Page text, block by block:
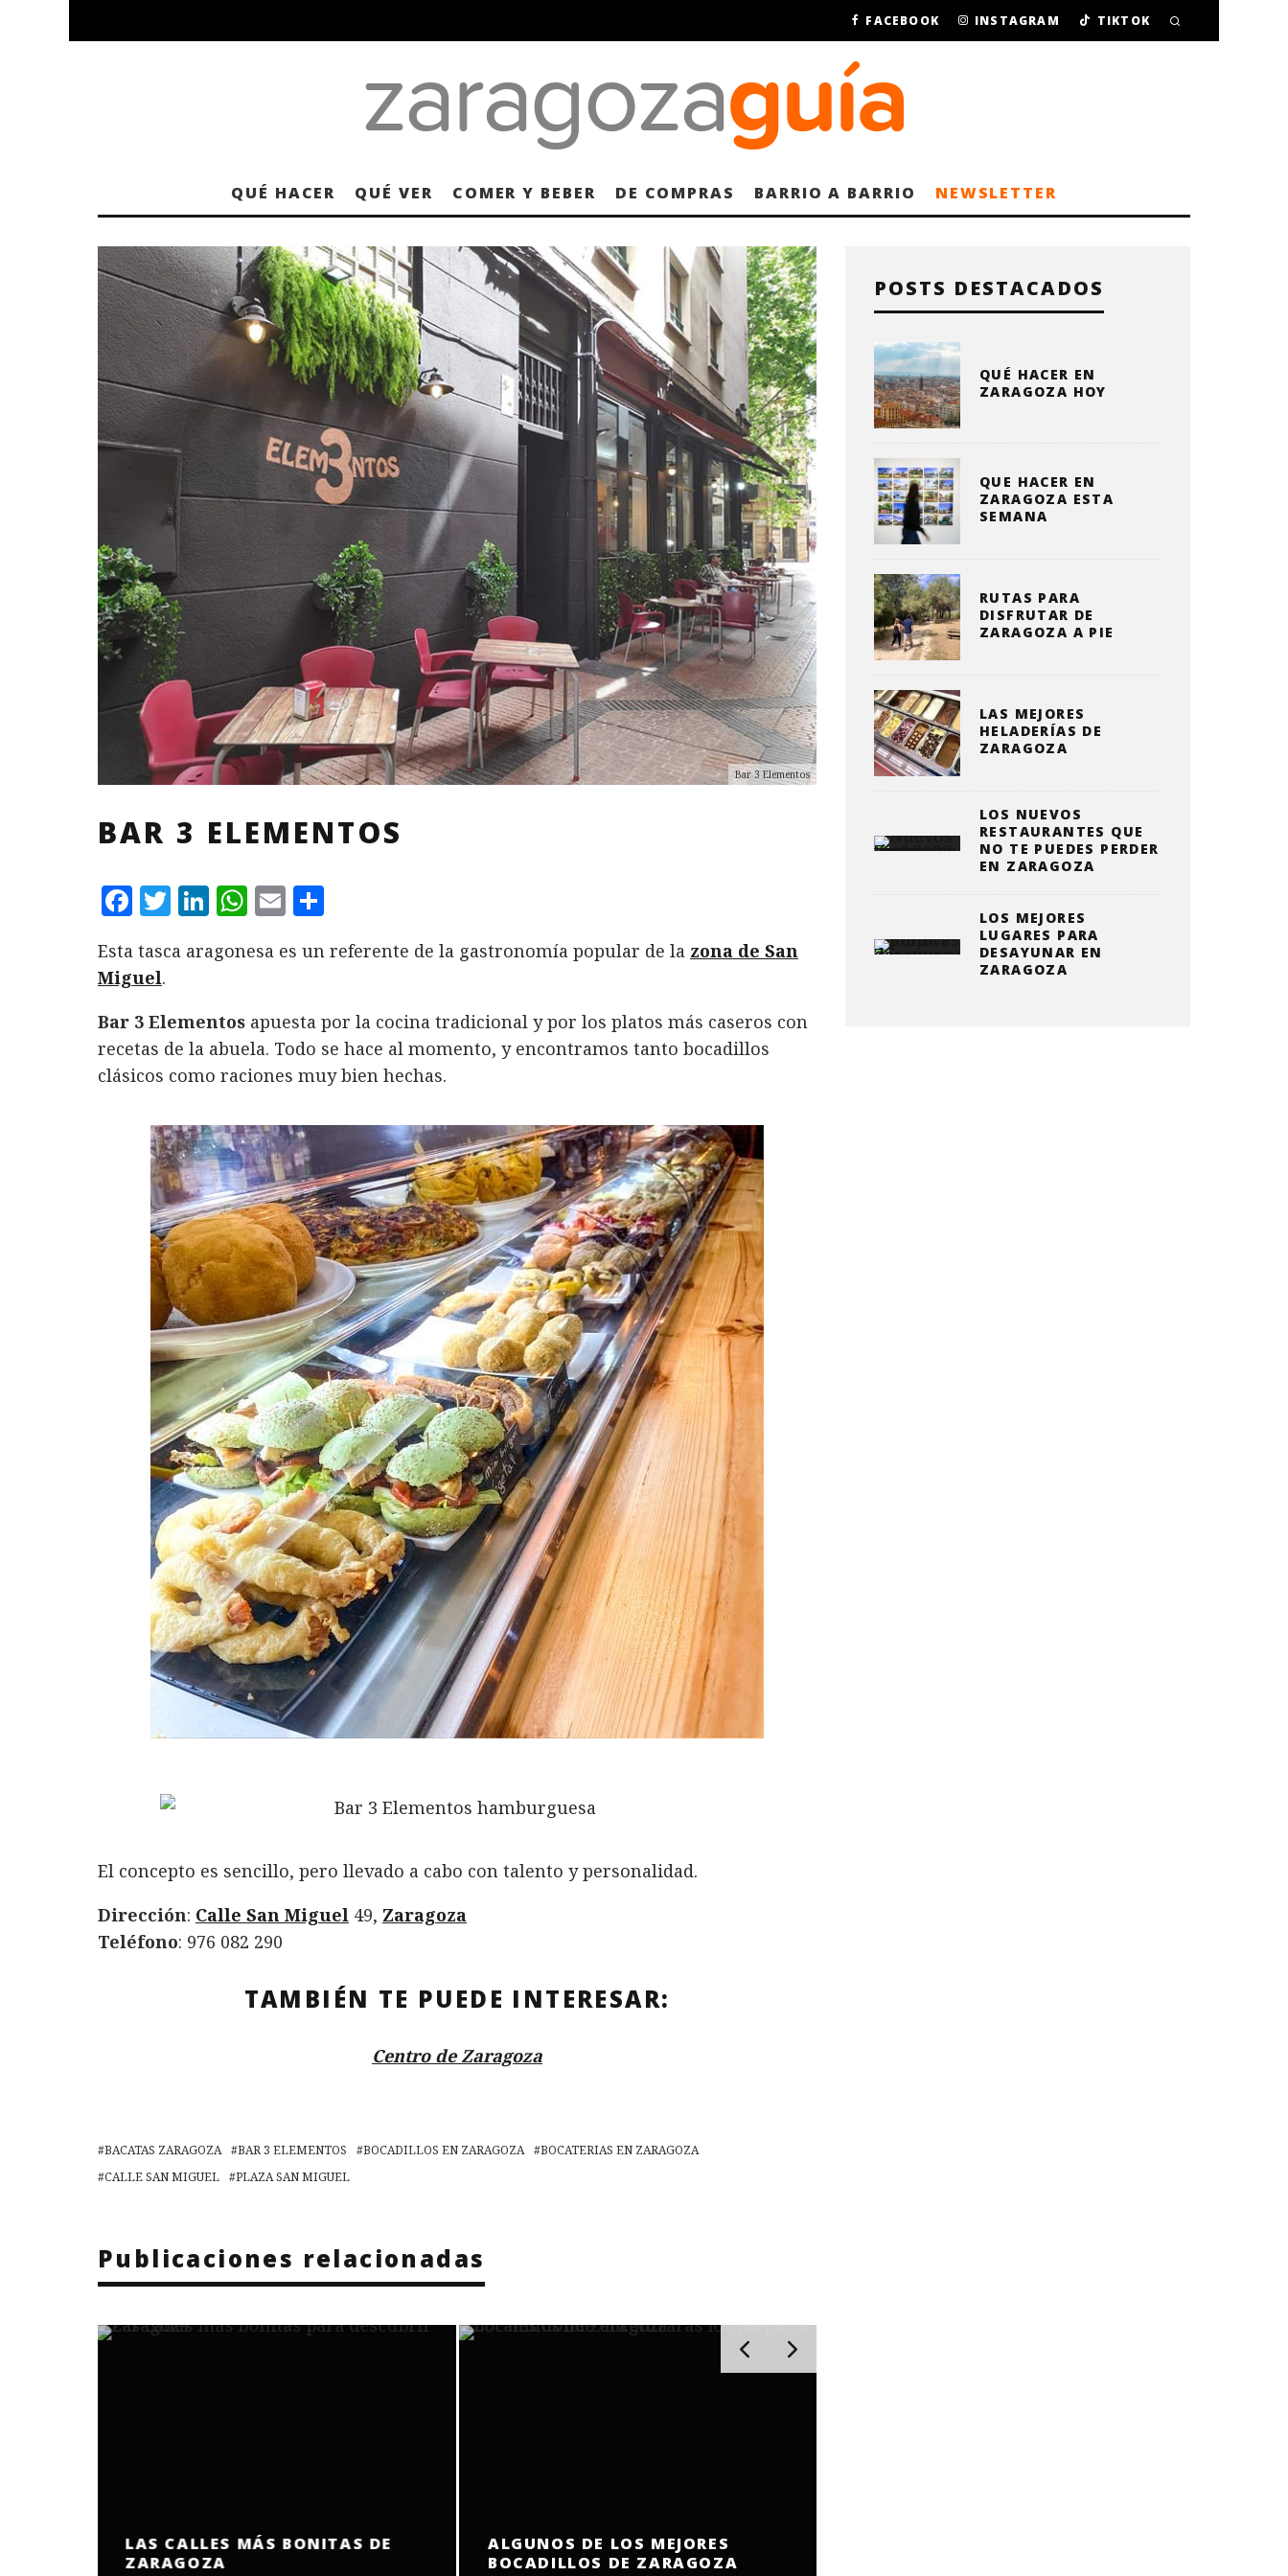
FACEBOOK INSTAGRAM TIKTOK
QUÉ HACER QUÉ VER COMER Y BEBER DE COMPRAS BARRIO A BARRIO NEWSLETTER
Bar 3 Elementos
BAR 3 ELEMENTOS
F
c
e
b
o
o
k
T
it
r
L
n
e
d
I
n
W
at
A
p
p
E
ai m
a
rt
ir
Esta tasca aragonesa es un referente de la gastronomía popular de la zona de San
Miguel.
Bar 3 Elementos apuesta por la cocina tradicional y por los platos más caseros con
recetas de la abuela. Todo se hace al momento, y encontramos tanto bocadillos
clásicos como raciones muy bien hechas.
El concepto es sencillo, pero llevado a cabo con talento y personalidad.
Dirección: Calle San Miguel 49, Zaragoza
Teléfono: 976 082 290
TAMBIÉN TE PUEDE INTERESAR:
Centro de Zaragoza
BACATAS ZARAGOZA BAR 3 ELEMENTOS BOCADILLOS EN ZARAGOZA
BOCATERIAS EN ZARAGOZA
CALLE SAN MIGUEL
PLAZA SAN MIGUEL
Publicaciones relacionadas
LAS CALLES MÁS BONITAS DE
ZARAGOZA
ALGUNOS DE LOS MEJORES
BOCADILLOS DE ZARAGOZA
POSTS DESTACADOS
QUÉ HACER EN
ZARAGOZA HOY
QUE HACER EN
ZARAGOZA ESTA
SEMANA
RUTAS PARA
DISFRUTAR DE
ZARAGOZA A PIE
LAS MEJORES
HELADERÍAS DE
ZARAGOZA
LOS NUEVOS
RESTAURANTES QUE
NO TE PUEDES PERDER
EN ZARAGOZA
LOS MEJORES
LUGARES PARA
DESAYUNAR EN
ZARAGOZA